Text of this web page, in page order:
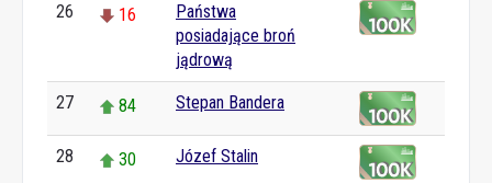
26 16
Państwa
posiadające broń
jądrową
27 84 Stepan Bandera
28 30 Józef Stalin